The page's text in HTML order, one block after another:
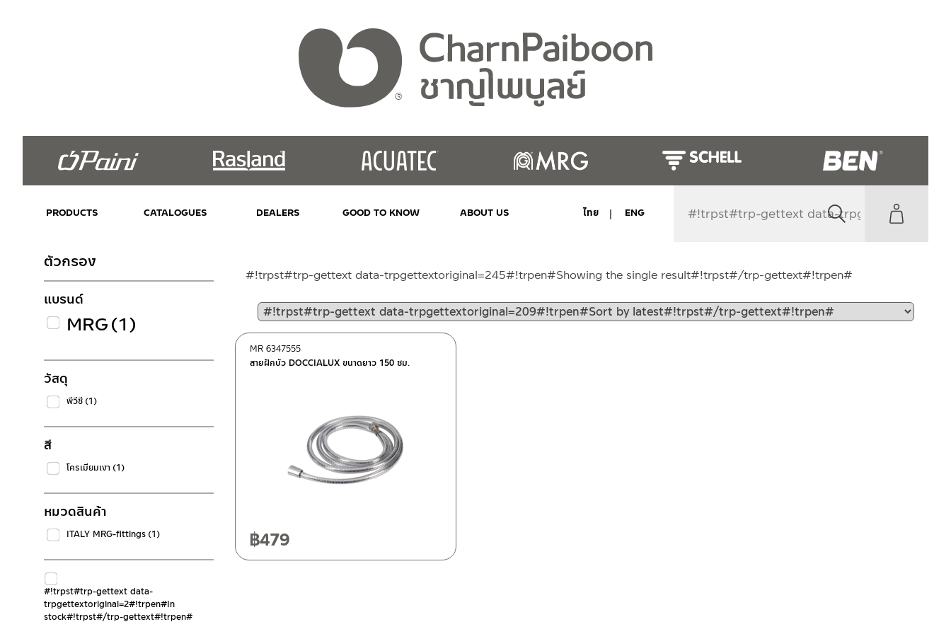
PRODUCTS CATALOGUES DEALERS GOOD TO KNOW ABOUT US ไทย ENG
#!trpst#trp-gettext data-trpgettextoriginal=245#!trpen#Showing the single result#!trpst#/trp-gettext#!trpen#
สายฝักบัว DOCCIALUX ขนาดยาว 150 ซม.
MR 6347555
฿479
ตัวกรอง
แบรนด์
MRG(1)
วัสดุ
พีวีซี (1)
สี
โครเมียมเงา (1)
หมวดสินค้า
ITALY MRG-fittings (1)
#!trpst#trp-gettext data-
trpgettextoriginal=2#!trpen#In
stock#!trpst#/trp-gettext#!trpen#